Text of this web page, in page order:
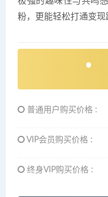
粉，更能轻松打通变现
普通用户购买价格 :
VIP会员购买价格 :
终身VIP购买价格 :